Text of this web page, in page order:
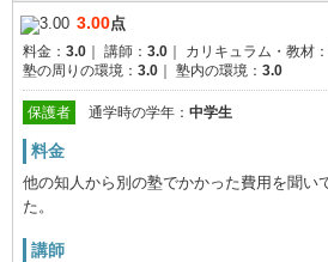
3.00点
料金： 3.0 講師： 3.0 カリキュラム・教材：
塾の周りの環境： 3.0 塾内の環境： 3.0
保護者 通学時の学年： 中学生
料金
他の知人から別の塾でかかった費用を聞い
た。
講師